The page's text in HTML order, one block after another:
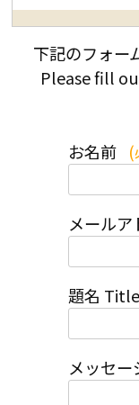
下記のフォー
Please fill
お名前
メールア
題名 Title
メッセー